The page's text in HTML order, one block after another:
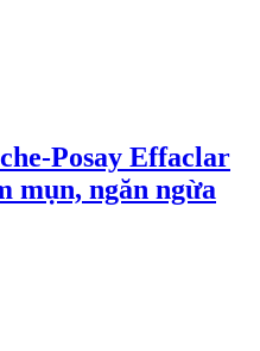
Posay Effaclar
mụn, ngăn ngừa